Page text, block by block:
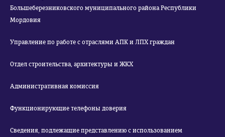
Большеберезниковского муниципального района Республики
Мордовия
Управление по работе с отраслями АПК и ЛПХ граждан
Отдел строительства, архитектуры и ЖКХ
Административная комиссия
Функционирующие телефоны доверия
Сведения, подлежащие представлению с использованием